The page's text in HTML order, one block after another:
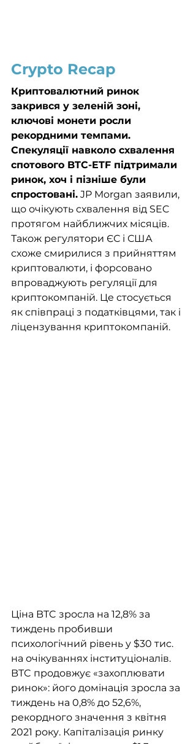
Crypto Recap
Криптовалютний ринок
закрився у зеленій зоні,
ключові монети росли
рекордними темпами.
Спекуляції навколо схвалення
спотового BTC-ETF підтримали
ринок, хоч і пізніше були
спростовані. JP Morgan заявили,
що очікують схвалення від SEC
протягом найближчих місяців.
Також регулятори ЄС і США
схоже смирилися з прийняттям
криптовалюти, і форсовано
впроваджують регуляції для
криптокомпаній. Це стосується
як співпраці з податківцями, так і
ліцензування криптокомпаній.
Ціна BTC зросла на 12,8% за
тиждень пробивши
психологічний рівень у $30 тис.
на очікуваннях інституціоналів.
BTC продовжує «захоплювати
ринок»: його домінація зросла за
тиждень на 0,8% до 52,6%,
рекордного значення з квітня
2021 року. Капіталізація ринку